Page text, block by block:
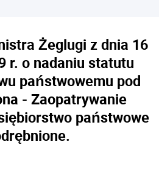
Żeglugi z dnia 16
r. o nadaniu statutu
państwowemu pod
- Zaopatrywanie
państwowe